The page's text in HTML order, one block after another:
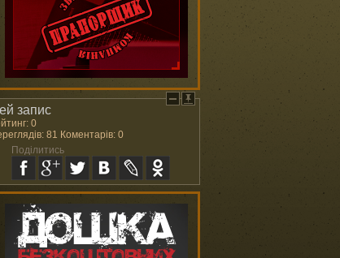
запис
0
81 Коментарів: 0
Поділитись